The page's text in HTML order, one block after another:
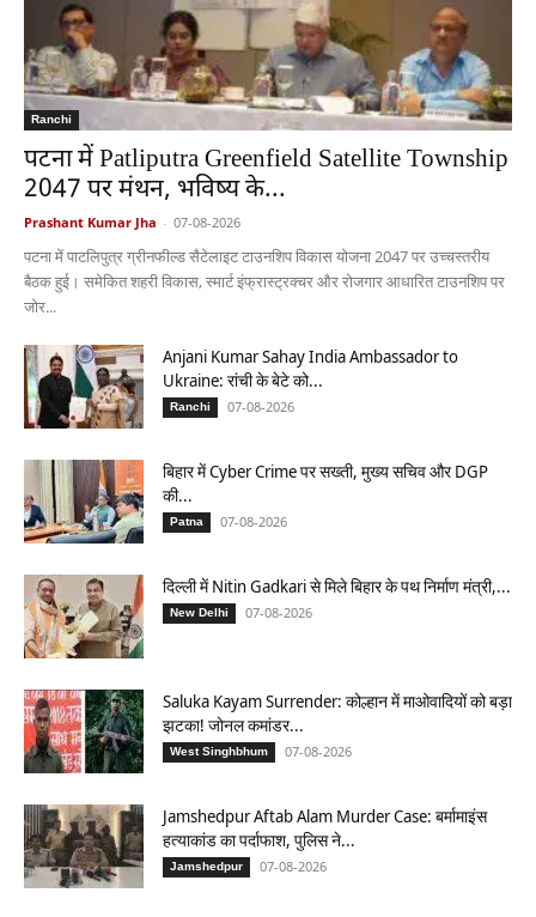
Ranchi
पटना में Patliputra Greenfield Satellite Township
2047 पर मंथन, भविष्य के...
Prashant Kumar Jha - 07-08-2026
पटना में पाटलिपुत्र ग्रीनफील्ड सैटेलाइट टाउनशिप विकास योजना 2047 पर उच्चस्तरीय
बैठक हुई। समेकित शहरी विकास, स्मार्ट इंफ्रास्ट्रक्चर और रोजगार आधारित टाउनशिप पर
जोर...
Anjani Kumar Sahay India Ambassador to
Ukraine: रांची के बेटे को...
Ranchi 07-08-2026
बिहार में Cyber Crime पर सख्ती, मुख्य सचिव और DGP
की...
Patna 07-08-2026
दिल्ली में Nitin Gadkari से मिले बिहार के पथ निर्माण मंत्री,...
New Delhi 07-08-2026
Saluka Kayam Surrender: कोल्हान में माओवादियों को बड़ा
झटका! जोनल कमांडर...
West Singhbhum 07-08-2026
Jamshedpur Aftab Alam Murder Case: बर्मामाइंस
हत्याकांड का पर्दाफाश, पुलिस ने...
Jamshedpur 07-08-2026